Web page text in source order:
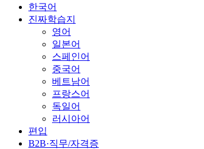
한국어
진짜학습지
영어
일본어
스페인어
중국어
베트남어
프랑스어
독일어
러시아어
편입
B2B·직무/자격증